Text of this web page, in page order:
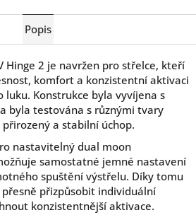
Popis
Hinge 2 je navržen pro střelce, kteří
komfort a konzistentní aktivaci
luku. Konstrukce byla vyvíjena s
byla testována s různými tvary
a stabilní úchop.
nastavitelný dual moon
samostatné jemné nastavení
spuštění výstřelu. Díky tomu
přizpůsobit individuální
konzistentnější aktivace.